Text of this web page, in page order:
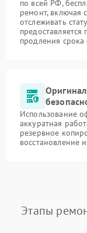
по всей РФ,
ремонт, включая
отслеживать
продления
Использование
аккуратная
резервное
восстановление
Этапы